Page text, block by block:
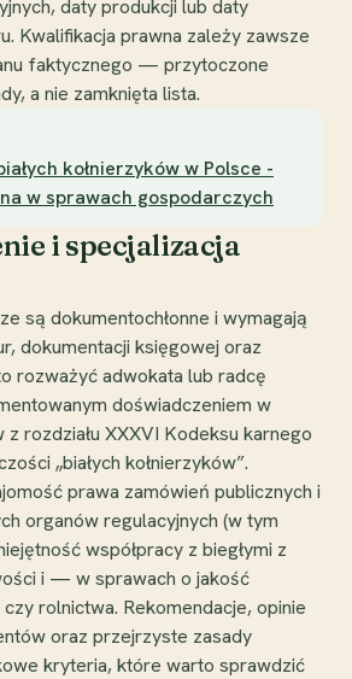
daty produkcji lub daty
Kwalifikacja prawna zależy zawsze
faktycznego — przytoczone
a nie zamknięta lista.
kołnierzyków w Polsce -
w sprawach gospodarczych
i specjalizacja
są dokumentochłonne i wymagają
dokumentacji księgowej oraz
rozważyć adwokata lub radcę
doświadczeniem w
rozdziału XXXVI Kodeksu karnego
„białych kołnierzyków”.
prawa zamówień publicznych i
organów regulacyjnych (w tym
współpracy z biegłymi z
i — w sprawach o jakość
rolnictwa. Rekomendacje, opinie
oraz przejrzyste zasady
kryteria, które warto sprawdzić